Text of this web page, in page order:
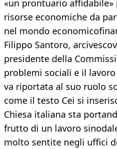
«un prontuario
risorse economiche da
nel mondo
Filippo Santoro,
presidente della
problemi sociali e il
va riportata al suo ruolo
come il testo Cei si
Chiesa italiana sta
frutto di un lavoro
molto sentite negli uffici